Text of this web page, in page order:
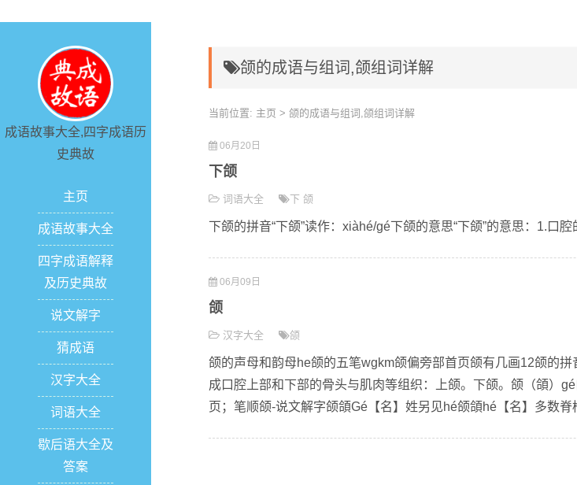
成语故事大全,四字成语历
史典故
主页
成语故事大全
四字成语解释
及历史典故
说文解字
猜成语
汉字大全
词语大全
歇后语大全及
答案
颌的成语与组词,颌组词详解
当前位置: 主页 > 颌的成语与组词,颌组词详解
06月20日
下颌
词语大全 下 颌
下颌的拼音“下颌”读作：xiàhé/gé下颌的意思“下颌”的意思：1.口
06月09日
颌
汉字大全 颌
颌的声母和韵母he颌的五笔wgkm颌偏旁部首页颌有几画12颌的
成口腔上部和下部的骨头与肌肉等组织：上颌。下颌。颌（頜）gé
页；笔顺颌-说文解字颌頜Gé【名】姓另见hé颌頜hé【名】多数脊